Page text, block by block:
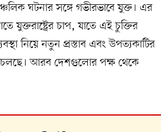
ঘটনার সঙ্গে গভীরভাবে যুক্ত। এর
যুক্তরাষ্ট্রের চাপ, যাতে এই চুক্তির
নিয়ে নতুন প্রস্তাব এবং উপত্যকাটির
চলছে। আরব দেশগুলোর পক্ষ থেকে